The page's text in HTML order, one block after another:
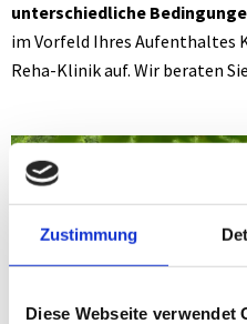
Zustimmung
Diese Webseite verwendet
unterschiedliche
im Vorfeld Ihres Aufenthaltes
Reha-Klinik auf. Wir beraten